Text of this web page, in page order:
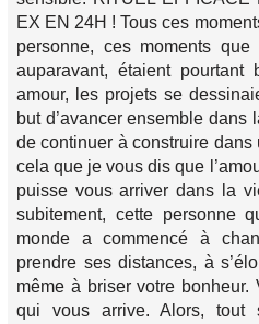
EX EN 24H ! Tous ces
personne, ces moments
auparavant, étaient
amour, les projets se
but d’avancer ensemble dans
de continuer à construire dans
cela que je vous dis que
puisse vous arriver dans la
subitement, cette personne
monde a commencé à
prendre ses distances, à
même à briser votre
qui vous arrive. Alors, tout